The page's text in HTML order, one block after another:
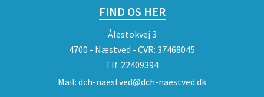
FIND OS HER
Ålestokvej 3
4700 - Næstved - CVR: 37468045
Tlf. 22409394
Mail: dch-naestved@dch-naestved.dk